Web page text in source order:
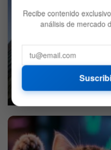
BlackRock decidió vender
7 DE AGOSTO DE 2026 680
Recibe contenido
análisis de mercado